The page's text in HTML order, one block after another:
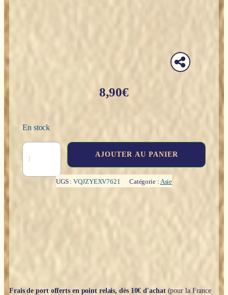
8,90€
En stock
AJOUTER AU PANIER
UGS :VQJZYEXV7621 Catégorie : Asie
Frais de port offerts en point relais, dès 10€ d'achat(pour la France